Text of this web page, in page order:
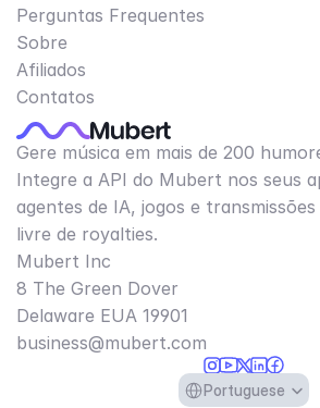
Perguntas Frequentes
Sobre
Afiliados
Contatos
Gere música em mais de 200
Integre a API do Mubert nos seus
agentes de IA, jogos e
livre de royalties.
Mubert Inc
8 The Green Dover
Delaware EUA 19901​
business@mubert.com
Select Language
Portuguese